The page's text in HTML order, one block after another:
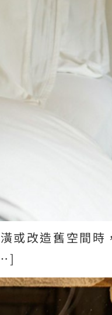
或改造舊空間